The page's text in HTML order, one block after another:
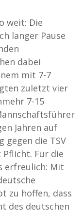
weit: Die
langer Pause
dabei
mit 7-7
zuletzt vier
7-15
Jahren auf
gegen die TSV
Für die
erfreulich: Mit
zu hoffen, dass
des deutschen